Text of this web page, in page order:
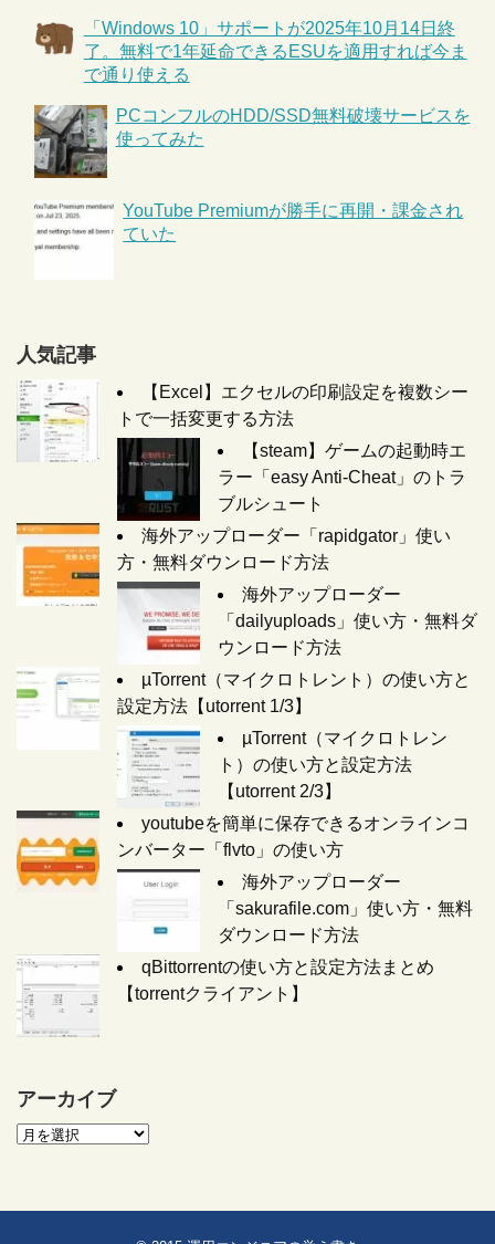
「Windows 10」サポートが2025年10月14日終
了。無料で1年延命できるESUを適用すれば今ま
で通り使える
PCコンフルのHDD/SSD無料破壊サービスを
使ってみた
YouTube Premiumが勝手に再開・課金され
ていた
人気記事
【Excel】エクセルの印刷設定を複数シー
トで一括変更する方法
【steam】ゲームの起動時エ
ラー「easy Anti-Cheat」のトラ
ブルシュート
海外アップローダー「rapidgator」使い
方・無料ダウンロード方法
海外アップローダー
「dailyuploads」使い方・無料ダ
ウンロード方法
µTorrent（マイクロトレント）の使い方と
設定方法【utorrent 1/3】
µTorrent（マイクロトレン
ト）の使い方と設定方法
【utorrent 2/3】
youtubeを簡単に保存できるオンラインコ
ンバーター「flvto」の使い方
海外アップローダー
「sakurafile.com」使い方・無料
ダウンロード方法
qBittorrentの使い方と設定方法まとめ
【torrentクライアント】
アーカイブ